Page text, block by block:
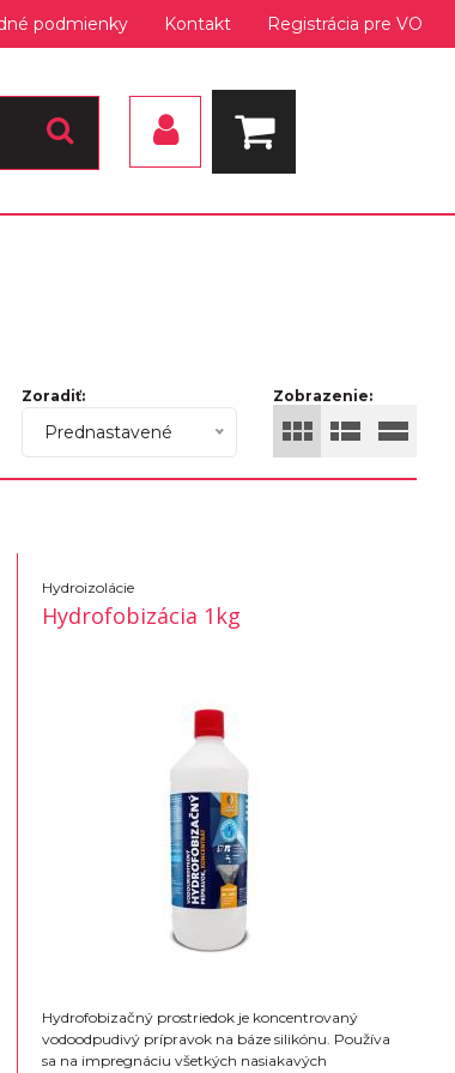
podmienky Kontakt Registrácia pre VO
Zobrazenie:
Zoradiť:
Prednastavené
Hydroizolácie
Hydrofobizácia 1kg
Hydrofobizačný prostriedok je koncentrovaný
vodoodpudivý prípravok na báze silikónu. Používa
sa na impregnáciu všetkých nasiakavých